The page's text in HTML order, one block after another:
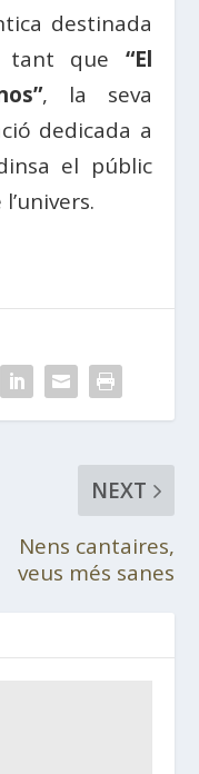
destinada
tant que “El
, la seva
dedicada a
el públic
NEXT
Nens cantaires,
veus més sanes